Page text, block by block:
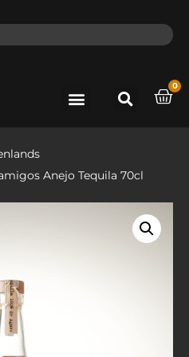
0
Anejo Tequila 70cl